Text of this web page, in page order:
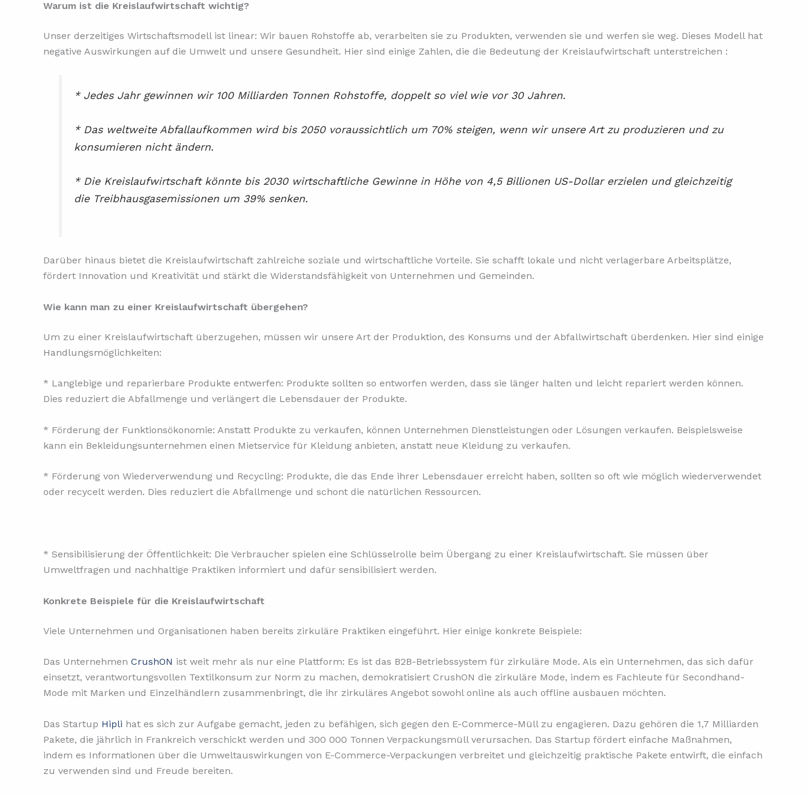
Warum ist die Kreislaufwirtschaft wichtig?
Unser derzeitiges Wirtschaftsmodell ist linear: Wir bauen Rohstoffe ab, verarbeiten sie zu Produkten, verwenden sie und werfen sie weg. Dieses Modell hat
negative Auswirkungen auf die Umwelt und unsere Gesundheit. Hier sind einige Zahlen, die die Bedeutung der Kreislaufwirtschaft unterstreichen :
* Jedes Jahr gewinnen wir 100 Milliarden Tonnen Rohstoffe, doppelt so viel wie vor 30 Jahren.
* Das weltweite Abfallaufkommen wird bis 2050 voraussichtlich um 70% steigen, wenn wir unsere Art zu produzieren und zu
konsumieren nicht ändern.
* Die Kreislaufwirtschaft könnte bis 2030 wirtschaftliche Gewinne in Höhe von 4,5 Billionen US-Dollar erzielen und gleichzeitig
die Treibhausgasemissionen um 39% senken.
Darüber hinaus bietet die Kreislaufwirtschaft zahlreiche soziale und wirtschaftliche Vorteile. Sie schafft lokale und nicht verlagerbare Arbeitsplätze,
fördert Innovation und Kreativität und stärkt die Widerstandsfähigkeit von Unternehmen und Gemeinden.
Wie kann man zu einer Kreislaufwirtschaft übergehen?
Um zu einer Kreislaufwirtschaft überzugehen, müssen wir unsere Art der Produktion, des Konsums und der Abfallwirtschaft überdenken. Hier sind einige
Handlungsmöglichkeiten:
* Langlebige und reparierbare Produkte entwerfen: Produkte sollten so entworfen werden, dass sie länger halten und leicht repariert werden können.
Dies reduziert die Abfallmenge und verlängert die Lebensdauer der Produkte.
* Förderung der Funktionsökonomie: Anstatt Produkte zu verkaufen, können Unternehmen Dienstleistungen oder Lösungen verkaufen. Beispielsweise
kann ein Bekleidungsunternehmen einen Mietservice für Kleidung anbieten, anstatt neue Kleidung zu verkaufen.
* Förderung von Wiederverwendung und Recycling: Produkte, die das Ende ihrer Lebensdauer erreicht haben, sollten so oft wie möglich wiederverwendet
oder recycelt werden. Dies reduziert die Abfallmenge und schont die natürlichen Ressourcen.
* Sensibilisierung der Öffentlichkeit: Die Verbraucher spielen eine Schlüsselrolle beim Übergang zu einer Kreislaufwirtschaft. Sie müssen über
Umweltfragen und nachhaltige Praktiken informiert und dafür sensibilisiert werden.
Konkrete Beispiele für die Kreislaufwirtschaft
Viele Unternehmen und Organisationen haben bereits zirkuläre Praktiken eingeführt. Hier einige konkrete Beispiele:
Das Unternehmen CrushON ist weit mehr als nur eine Plattform: Es ist das B2B-Betriebssystem für zirkuläre Mode. Als ein Unternehmen, das sich dafür
einsetzt, verantwortungsvollen Textilkonsum zur Norm zu machen, demokratisiert CrushON die zirkuläre Mode, indem es Fachleute für Secondhand-
Mode mit Marken und Einzelhändlern zusammenbringt, die ihr zirkuläres Angebot sowohl online als auch offline ausbauen möchten.
Das Startup Hipli hat es sich zur Aufgabe gemacht, jeden zu befähigen, sich gegen den E-Commerce-Müll zu engagieren. Dazu gehören die 1,7 Milliarden
Pakete, die jährlich in Frankreich verschickt werden und 300 000 Tonnen Verpackungsmüll verursachen. Das Startup fördert einfache Maßnahmen,
indem es Informationen über die Umweltauswirkungen von E-Commerce-Verpackungen verbreitet und gleichzeitig praktische Pakete entwirft, die einfach
zu verwenden sind und Freude bereiten.